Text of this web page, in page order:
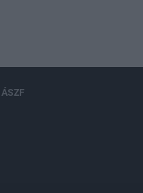
ÁSZF